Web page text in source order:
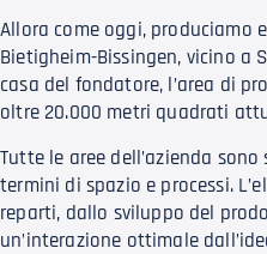
Allora come oggi, produciamo
Bietigheim-Bissingen, vicino a
casa del fondatore, l’area di
oltre 20.000 metri quadrati
Tutte le aree dell’azienda
termini di spazio e processi.
reparti, dallo sviluppo del
un’interazione ottimale